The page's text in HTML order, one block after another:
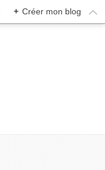
+ Créer mon blog